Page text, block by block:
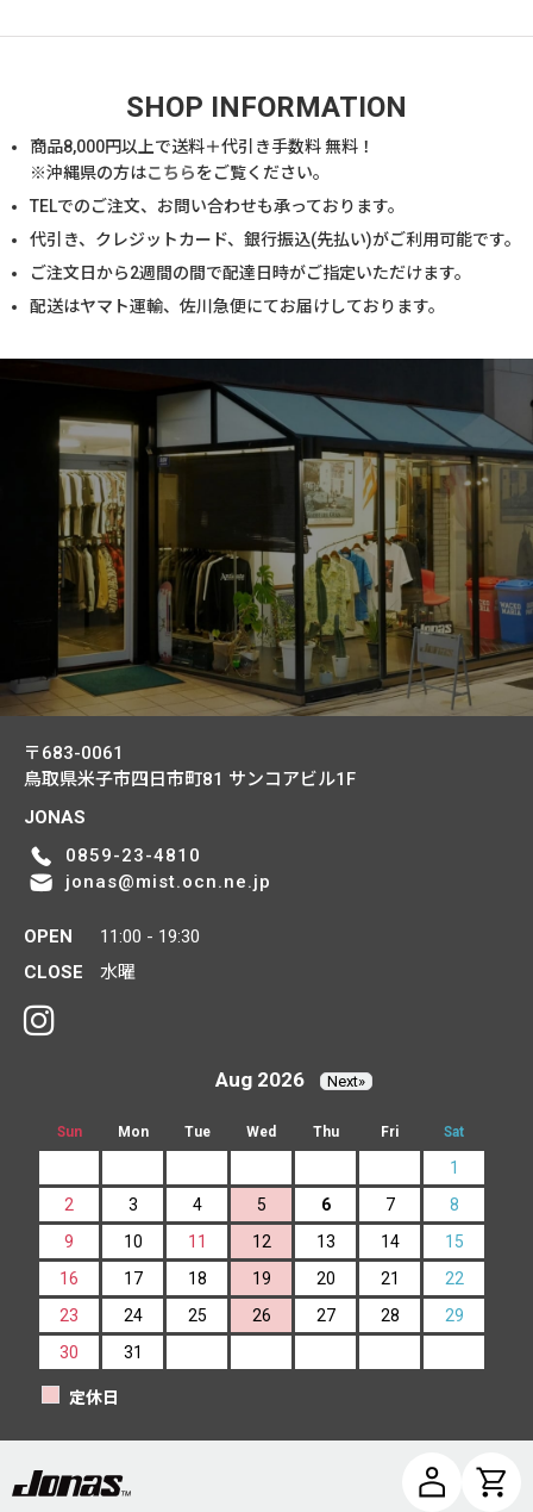
SHOP INFORMATION
商品8,000円以上で送料＋代引き手数料 無料！
※沖縄県の方はこちらをご覧ください。
TELでのご注文、お問い合わせも承っております。
代引き、クレジットカード、銀行振込(先払い)がご利用可能です。
ご注文日から2週間の間で配達日時がご指定いただけます。
配送はヤマト運輸、佐川急便にてお届けしております。
〒683-0061
鳥取県米子市四日市町81 サンコアビル1F
JONAS
0859-23-4810
jonas@mist.ocn.ne.jp
OPEN
11:00 - 19:30
CLOSE
水曜
Aug 2026 Next»
Sun Mon Tue Wed Thu Fri Sat
1
2
3 4 5 6 7
8
9
10 11 12 13 14
15
16
17 18 19 20 21
22
23
24 25 26 27 28
29
30
31
定休日